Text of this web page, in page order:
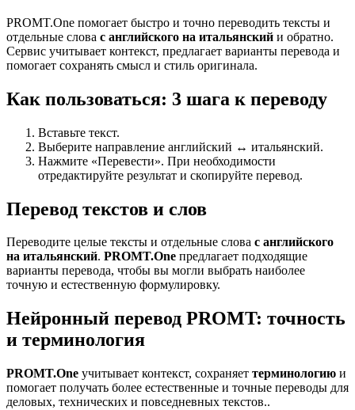
PROMT.One помогает быстро и точно переводить тексты и
отдельные слова с английского на итальянский и обратно.
Сервис учитывает контекст, предлагает варианты перевода и
помогает сохранять смысл и стиль оригинала.
Как пользоваться: 3 шага к переводу
Вставьте текст.
Выберите направление английский ↔ итальянский.
Нажмите «Перевести». При необходимости
отредактируйте результат и скопируйте перевод.
Перевод текстов и слов
Переводите целые тексты и отдельные слова с английского
на итальянский. PROMT.One предлагает подходящие
варианты перевода, чтобы вы могли выбрать наиболее
точную и естественную формулировку.
Нейронный перевод PROMT: точность
и терминология
PROMT.One учитывает контекст, сохраняет терминологию и
помогает получать более естественные и точные переводы для
деловых, технических и повседневных текстов..